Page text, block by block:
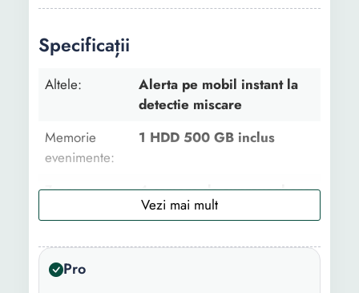
Specificații
Altele:
Alerta pe mobil instant la
detectie miscare
Memorie
evenimente:
1 HDD 500 GB inclus
Zone:
4 camere de supraveghere
incluse
Conectivitate:
BNC, BNC, RCA In, RCA
Pro